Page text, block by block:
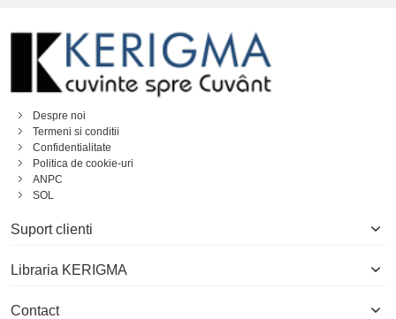
Despre noi
Termeni si conditii
Confidentialitate
Politica de cookie-uri
ANPC
SOL
Suport clienti
Libraria KERIGMA
Contact